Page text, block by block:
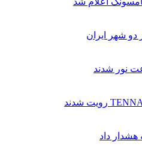
نور شدند
داد